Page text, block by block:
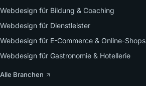
Webdesign für Bildung & Coaching
Webdesign für Dienstleister
Webdesign für E-Commerce & Online-Shops
Webdesign für Gastronomie & Hotellerie
Alle Branchen